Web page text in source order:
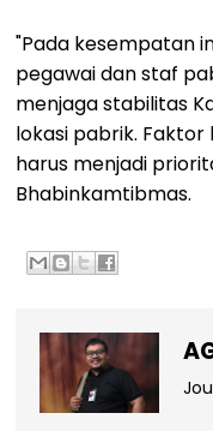
"Pada kesempatan
pegawai dan staf
menjaga stabilitas
lokasi pabrik.
harus menjadi
Bhabinkamtibmas.